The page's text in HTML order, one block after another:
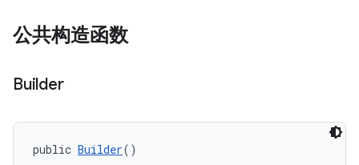
公共构造函数
Builder
public Builder()